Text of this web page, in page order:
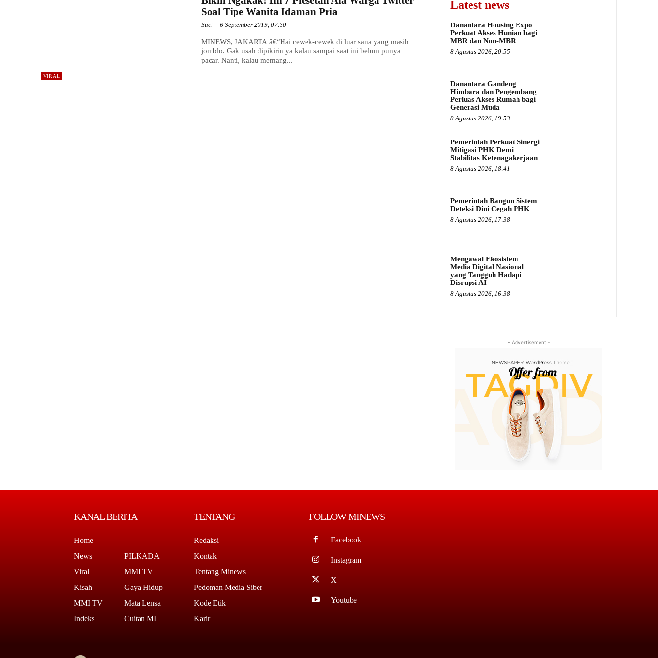
VIRAL
Soal Tipe Wanita Idaman Pria
Suci - 6 September 2019, 07:30
MINEWS, JAKARTA â€“Hai cewek-cewek di luar sana yang masih
jomblo. Gak usah dipikirin ya kalau sampai saat ini belum punya
pacar. Nanti, kalau memang...
Latest news
Danantara Housing Expo
Perkuat Akses Hunian bagi
MBR dan Non-MBR
8 Agustus 2026, 20:55
Danantara Gandeng
Himbara dan Pengembang
Perluas Akses Rumah bagi
Generasi Muda
8 Agustus 2026, 19:53
Pemerintah Perkuat Sinergi
Mitigasi PHK Demi
Stabilitas Ketenagakerjaan
8 Agustus 2026, 18:41
Pemerintah Bangun Sistem
Deteksi Dini Cegah PHK
8 Agustus 2026, 17:38
Mengawal Ekosistem
Media Digital Nasional
yang Tangguh Hadapi
Disrupsi AI
8 Agustus 2026, 16:38
- Advertisement -
KANAL BERITA
Home
News
Viral
Kisah
MMI TV
Indeks
PILKADA
MMI TV
Gaya Hidup
Mata Lensa
Cuitan MI
TENTANG
Redaksi
Kontak
Tentang Minews
Pedoman Media Siber
Kode Etik
Karir
FOLLOW MINEWS
Facebook
Instagram
X
Youtube